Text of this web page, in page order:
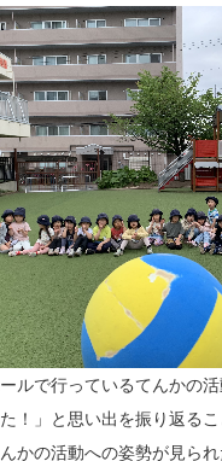
ルで行っているてんかの
！」と思い出を振り返る
かの活動への姿勢が見ら